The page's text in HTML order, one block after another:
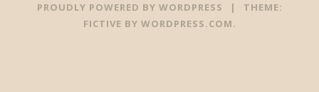
PROUDLY POWERED BY WORDPRESS |
THEME:
FICTIVE BY WORDPRESS.COM.